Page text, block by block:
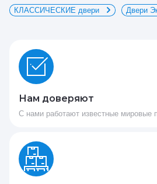
КЛАССИЧЕСКИЕ двери Двери
Нам доверяют
С нами работают известные мировые